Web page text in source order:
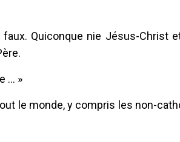
Quiconque nie Jésus-Christ
… »
le monde, y compris les non-